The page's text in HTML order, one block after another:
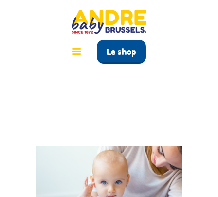
Le shop
ANDRÉ BABY BRUSSELS
Le tout pour bébé à Bruxelles
ACCUEIL